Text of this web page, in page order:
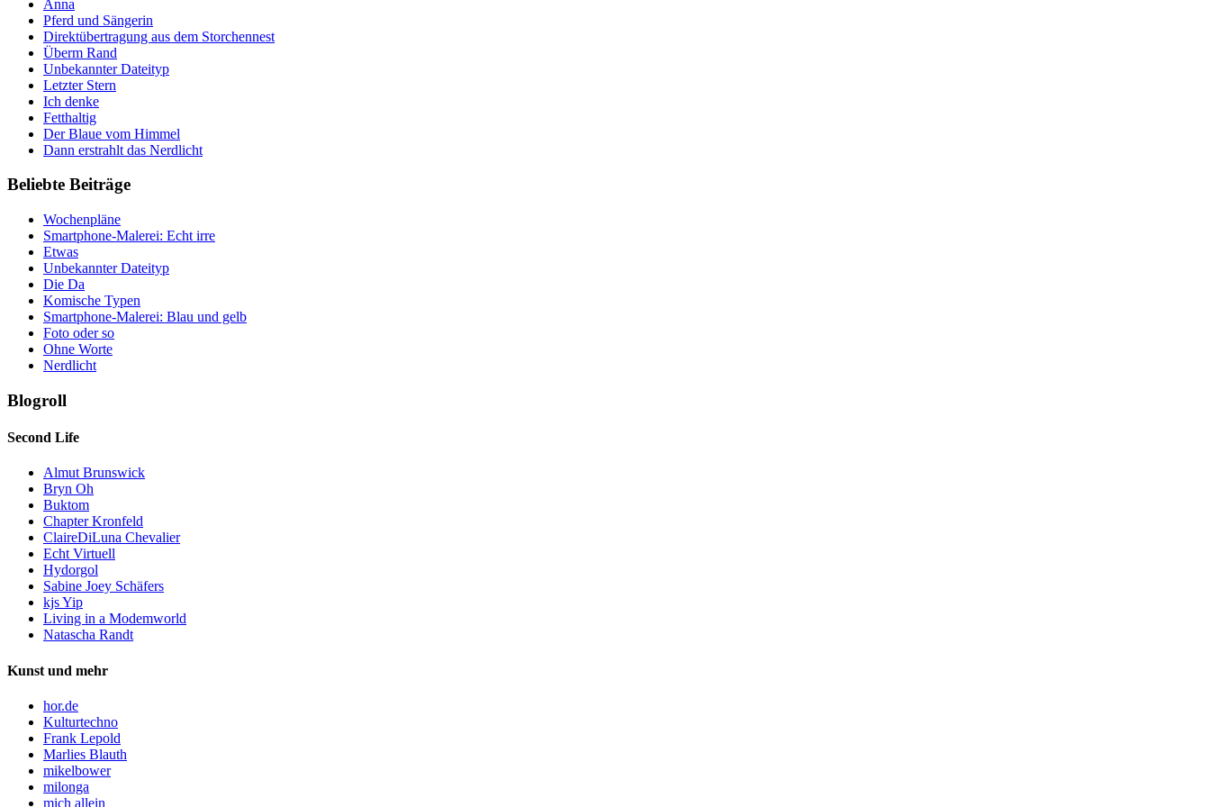
Anna
Pferd und Sängerin
Direktübertragung aus dem Storchennest
Überm Rand
Unbekannter Dateityp
Letzter Stern
Ich denke
Fetthaltig
Der Blaue vom Himmel
Dann erstrahlt das Nerdlicht
Beliebte Beiträge
Wochenpläne
Smartphone-Malerei: Echt irre
Etwas
Unbekannter Dateityp
Die Da
Komische Typen
Smartphone-Malerei: Blau und gelb
Foto oder so
Ohne Worte
Nerdlicht
Blogroll
Second Life
Almut Brunswick
Bryn Oh
Buktom
Chapter Kronfeld
ClaireDiLuna Chevalier
Echt Virtuell
Hydorgol
Sabine Joey Schäfers
kjs Yip
Living in a Modemworld
Natascha Randt
Kunst und mehr
hor.de
Kulturtechno
Frank Lepold
Marlies Blauth
mikelbower
milonga
mich allein